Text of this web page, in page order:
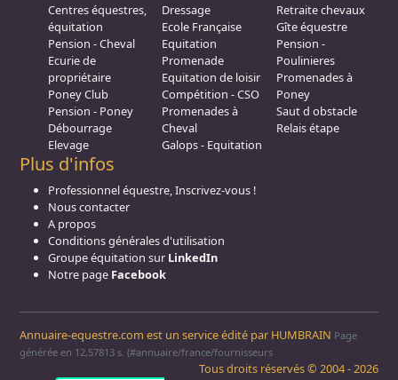
Centres équestres,
équitation
Pension - Cheval
Ecurie de
propriétaire
Poney Club
Pension - Poney
Débourrage
Elevage
Dressage
Ecole Française
Equitation
Promenade
Equitation de loisir
Compétition - CSO
Promenades à
Cheval
Galops - Equitation
Retraite chevaux
Gîte équestre
Pension -
Poulinieres
Promenades à
Poney
Saut d obstacle
Relais étape
Plus d'infos
Professionnel équestre, Inscrivez-vous !
Nous contacter
A propos
Conditions générales d'utilisation
Groupe équitation sur LinkedIn
Notre page Facebook
Annuaire-equestre.com est un service édité par HUMBRAIN Page
générée en 12,57813 s. (#annuaire/france/fournisseurs
Tous droits réservés © 2004 - 2026